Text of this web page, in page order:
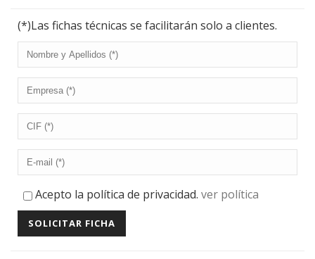
(*)Las fichas técnicas se facilitarán solo a clientes.
Acepto la política de privacidad. ver política